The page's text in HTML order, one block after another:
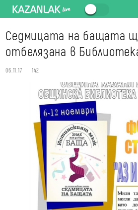
Седмицата на бащата
отбелязана в
06.11.17 142